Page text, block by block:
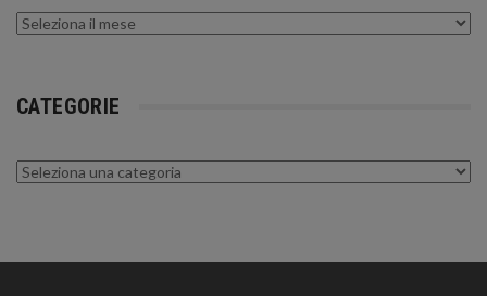
Archivi
CATEGORIE
Categorie